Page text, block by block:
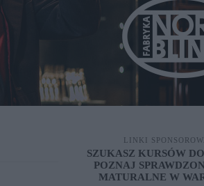
LINKI
SZUKASZ KURSÓW
POZNAJ
MATURALNE W